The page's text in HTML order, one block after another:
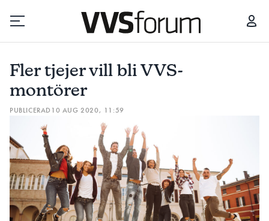
Prenumerera
Hantera prenumeration
Lediga jobb
Annonsera
Läs E-tidningen
Fler tjejer vill bli VVS-
montörer
PUBLICERAD 10 AUG 2020, 11:59
FLER TJEJER VILL BLI VVS-MONTÖRER ”SKA VI UTBILDA TILL